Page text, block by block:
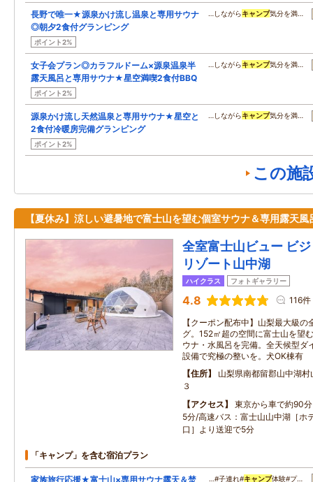
長野で唯一★源泉かけ流し温泉と専用サウナ
◎朝夕2食付グランピング
ポイント2%
…しながらキャンプ気分を満…
女子会プラン◎カラフルドーム×源泉温泉半
露天風呂と専用サウナ★星空満喫2食付BBQ
ポイント2%
…しながらキャンプ気分を満…
源泉かけ流し天然温泉と専用サウナ★星空と
2食付冷暖房完備グランピング
ポイント2%
…しながらキャンプ気分を満…
この施
【夏休み】涼しい避暑地で富士山を望む個室サウナ＆専用露天風
全室富士山ビュー ビ
リゾート山中湖
ハイクラス フォトギャラリー
4.8 116件
【クーポン配布中】山梨最大級
グ。152㎡超の空間に富士山を望
ウナ・水風呂を完備。全天候型ダ
設備で究極の整いを。犬OK棟有
住所
山梨県南都留郡山中湖
３
アクセス
東京から車で約90
5分/高速バス：富士山山中湖［ホ
口］より送迎で5分
「キャンプ」を含む宿泊プラン
家族旅行応援★富士山×専用サウナ露天＆焚 …#子連れ#キャンプ体験#プ…